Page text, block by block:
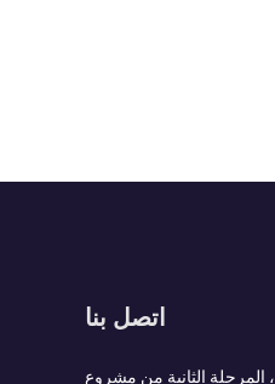
اتصل بنا
Add : الغرفة ١٢٠٧–١٢٠٨، الطابق الثاني عشر، المبنى ١٤، المرحلة الثانية من مشروع